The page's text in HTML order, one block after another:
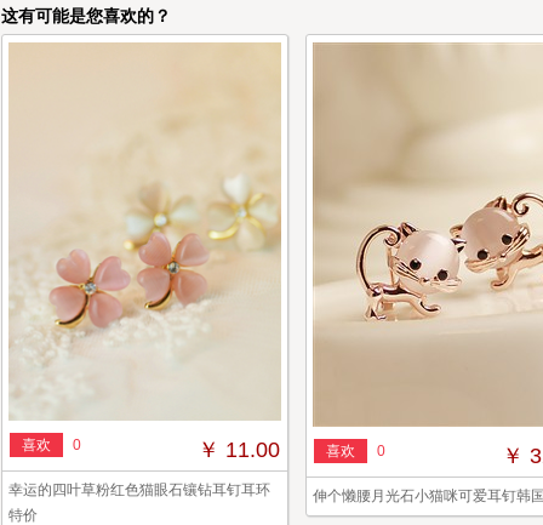
这有可能是您喜欢的？
喜欢 0 ￥ 11.00
幸运的四叶草粉红色猫眼石镶钻耳钉耳环
特价
喜欢 0 ￥
伸个懒腰月光石小猫咪可爱耳钉韩